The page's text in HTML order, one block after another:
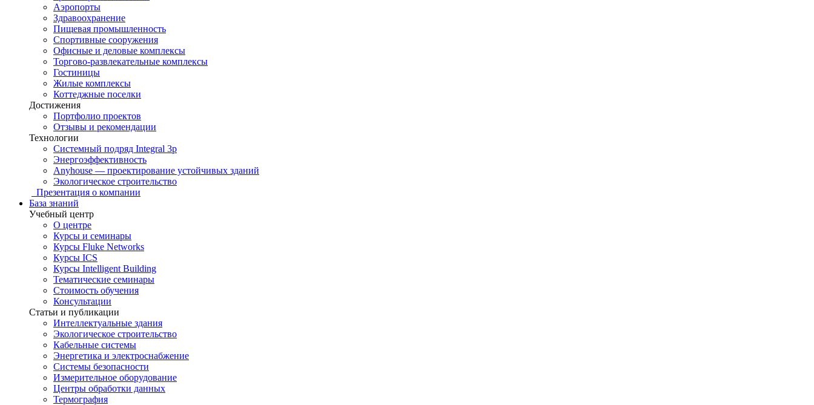
Аэропорты
Здравоохранение
Пищевая промышленность
Спортивные сооружения
Офисные и деловые комплексы
Торгово-развлекательные комплексы
Гостиницы
Жилые комплексы
Коттеджные поселки
Достижения
Портфолио проектов
Отзывы и рекомендации
Технологии
Системный подряд Integral 3p
Энергоэффективность
Anyhouse — проектирование устойчивых зданий
Экологическое строительство
Презентация о компании
База знаний
Учебный центр
О центре
Курсы и семинары
Курсы Fluke Networks
Курсы ICS
Курсы Intelligent Building
Тематические семинары
Стоимость обучения
Консультации
Статьи и публикации
Интеллектуальные здания
Экологическое строительство
Кабельные системы
Энергетика и электроснабжение
Системы безопасности
Измерительное оборудование
Центры обработки данных
Термография